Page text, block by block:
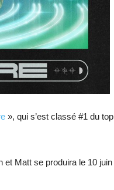
», qui s’est classé #1 du top
et Matt se produira le 10 juin